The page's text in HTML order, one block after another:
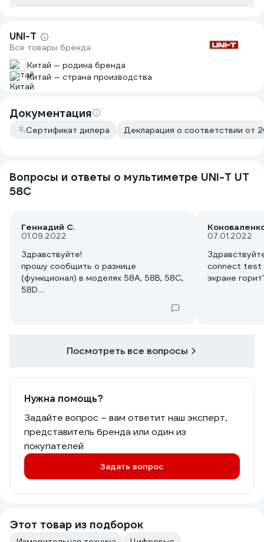
UNI-T
Все товары бренда
Китай — родина бренда
Китай — страна производства
Документация
Сертификат дилера Декларация о соответствии от
Вопросы и ответы о мультиметре UNI-T UT
58C
Геннадий С.
01.09.2022
Здравствуйте!
прошу сообщить о разнице
(функционал) в моделях 58А, 58В, 58С,
58D
07.01.2022
connect test
экране
Посмотреть все вопросы
Нужна помощь?
Задайте вопрос – вам ответит наш эксперт,
представитель бренда или один из
покупателей
Задать вопрос
Этот товар из подборок